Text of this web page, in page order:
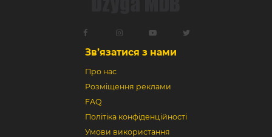
Зв’язатися з нами
Про нас
Розміщення реклами
FAQ
Політіка конфіденційності
Умови використання